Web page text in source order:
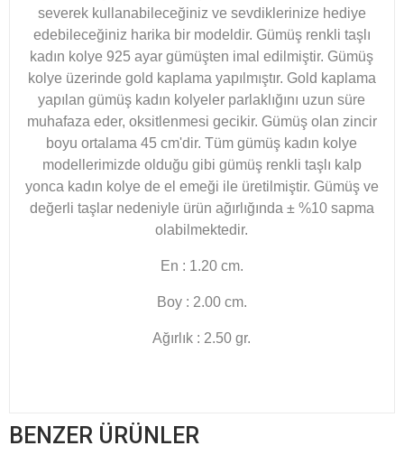
severek kullanabileceğiniz ve sevdiklerinize hediye
edebileceğiniz harika bir modeldir. Gümüş renkli taşlı
kadın kolye 925 ayar gümüşten imal edilmiştir. Gümüş
kolye üzerinde gold kaplama yapılmıştır. Gold kaplama
yapılan gümüş kadın kolyeler parlaklığını uzun süre
muhafaza eder, oksitlenmesi gecikir. Gümüş olan zincir
boyu ortalama 45 cm'dir. Tüm gümüş kadın kolye
modellerimizde olduğu gibi gümüş renkli taşlı kalp
yonca kadın kolye de el emeği ile üretilmiştir. Gümüş ve
değerli taşlar nedeniyle ürün ağırlığında ± %10 sapma
olabilmektedir.
En : 1.20 cm.
Boy : 2.00 cm.
Ağırlık : 2.50 gr.
BENZER ÜRÜNLER